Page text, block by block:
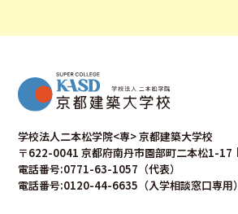
学校法人二本松学院<専> 京都建築大学校
〒622-0041 京都府南丹市園部町二本松1-17
電話番号:0771-63-1057（代表）
電話番号:0120-44-6635（入学相談窓口専用）